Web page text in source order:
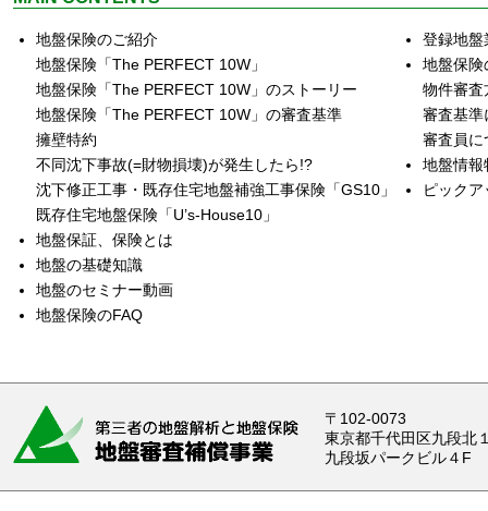
地盤保険のご紹介
地盤保険「The PERFECT 10W」
地盤保険「The PERFECT 10W」のストーリー
地盤保険「The PERFECT 10W」の審査基準
擁壁特約
不同沈下事故(=財物損壊)が発生したら!?
沈下修正工事・既存住宅地盤補強工事保険「GS10」
既存住宅地盤保険「U’s‐House10」
地盤保証、保険とは
地盤の基礎知識
地盤のセミナー動画
地盤保険のFAQ
登録地盤
地盤保険
物件審査
審査基準
審査員に
地盤情報
ピック
〒102-0073
東京都千代田区九段北
九段坂パークビル４F